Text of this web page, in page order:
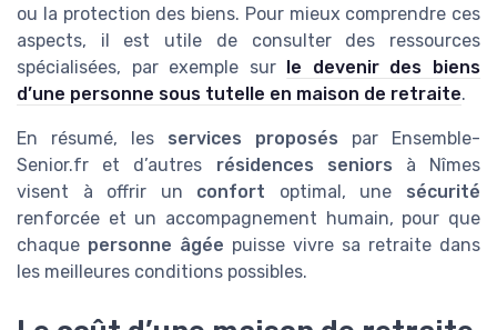
ou la protection des biens. Pour mieux comprendre ces
aspects, il est utile de consulter des ressources
spécialisées, par exemple sur le devenir des biens
d’une personne sous tutelle en maison de retraite.
En résumé, les services proposés par Ensemble-
Senior.fr et d’autres résidences seniors à Nîmes
visent à offrir un confort optimal, une sécurité
renforcée et un accompagnement humain, pour que
chaque personne âgée puisse vivre sa retraite dans
les meilleures conditions possibles.